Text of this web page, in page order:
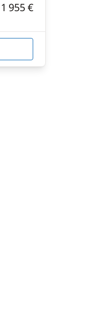
1 955 €